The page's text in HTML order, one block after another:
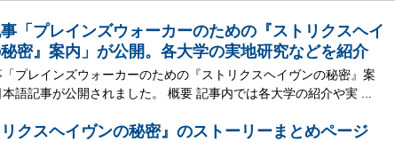
「プレインズウォーカーのための『ストリクスヘイ
密』案内」が公開。各大学の実地研究などを紹介
プレインズウォーカーのための『ストリクスヘイヴンの秘密』案
語記事が公開されました。 概要 記事内では各大学の紹介や実 ...
リクスヘイヴンの秘密』のストーリーまとめページ